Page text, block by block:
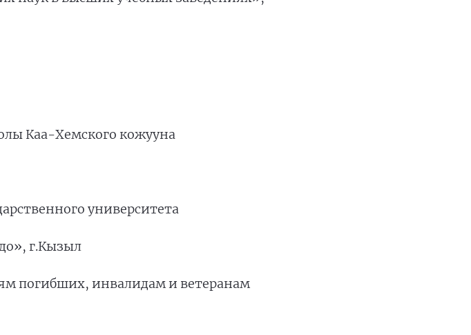
Каа-Хемского кожууна
университета
г.Кызыл
погибших, инвалидам и ветеранам